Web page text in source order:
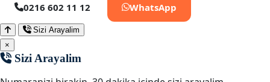
0216 602 11 12 WhatsApp
Sizi Arayalim
×
Sizi Arayalim